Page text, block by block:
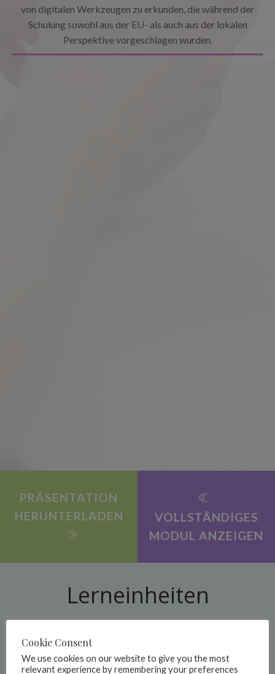
von digitalen Werkzeugen zu erkunden, die während der
Schulung sowohl aus der EU- als auch aus der lokalen
Perspektive vorgeschlagen wurden.
PRÄSENTATION
HERUNTERLADEN
VOLLSTÄNDIGES
MODUL ANZEIGEN
Lerneinheiten
Bildungs- und Berufsberatung kennen und erfahren, wie sie
diese ergänzend zum CareerBot-Tool einsetzen können. Die
Cookie Consent
We use cookies on our website to give you the most
relevant experience by remembering your preferences